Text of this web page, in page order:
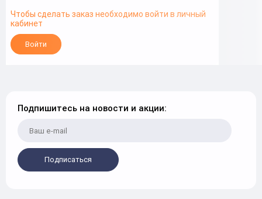
Чтобы сделать заказ необходимо войти в личный
кабинет
Войти
Подпишитесь на новости и акции:
Подписаться